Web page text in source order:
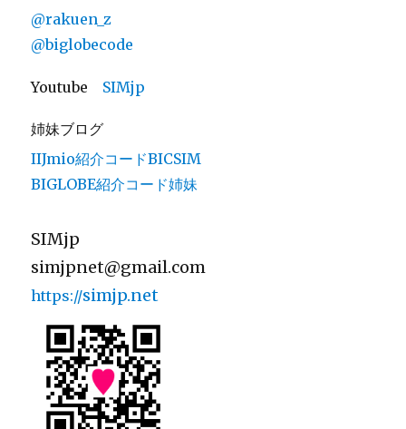
@rakuen_z
@biglobecode
Youtube SIMjp
姉妹ブログ
IIJmio紹介コードBICSIM
BIGLOBE紹介コード姉妹
SIMjp
simjpnet@gmail.com
https://simjp.net